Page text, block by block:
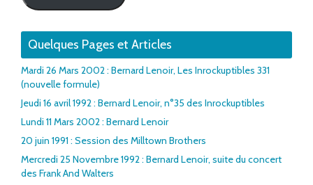
Quelques Pages et Articles
Mardi 26 Mars 2002 : Bernard Lenoir, Les Inrockuptibles 331
(nouvelle formule)
Jeudi 16 avril 1992 : Bernard Lenoir, n°35 des Inrockuptibles
Lundi 11 Mars 2002 : Bernard Lenoir
20 juin 1991 : Session des Milltown Brothers
Mercredi 25 Novembre 1992 : Bernard Lenoir, suite du concert
des Frank And Walters